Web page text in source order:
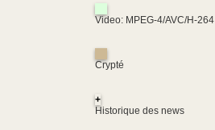
Video: MPEG-4/AVC/H-264
Crypté
+
Historique des news